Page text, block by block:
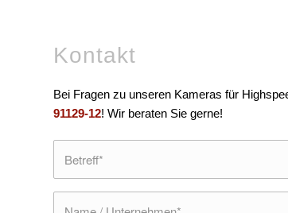
Kontakt
Bei Fragen zu unseren Kameras für
91129-12! Wir beraten Sie gerne!